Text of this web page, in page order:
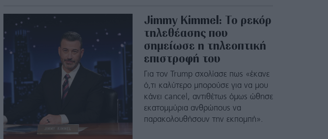
Jimmy Kimmel: Το ρεκόρ
τηλεθέασης που
σημείωσε η τηλεοπτική
επιστροφή του
Για τον Trump σχολίασε πως «έκανε
ό,τι καλύτερο μπορούσε για να μου
κάνει cancel, αντιθέτως όμως ώθησε
εκατομμύρια ανθρώπους να
παρακολουθήσουν την εκπομπή».